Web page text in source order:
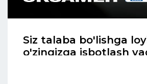
Siz talaba bo'lishga
o'zingizga isbotlash